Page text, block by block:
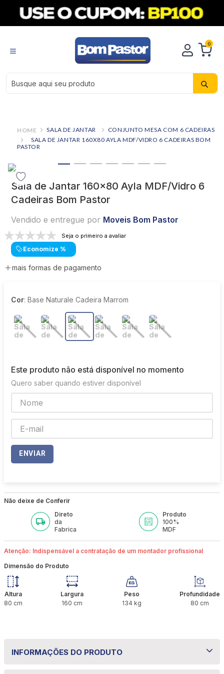
0
Busque aqui seu produto
SALA DE JANTAR
CONJUNTO MESA COM 6 CADEIRAS
SALA DE JANTAR 160X80 AYLA MDF/VIDRO 6 CADEIRAS BOM
PASTOR
Sala de Jantar 160x80 Ayla MDF/Vidro 6
Cadeiras Bom Pastor
Vendido e entregue por Moveis Bom Pastor
Seja o primeiro a avaliar
Economize %
mais formas de pagamento
Cor: Base Naturale Cadeira Marrom
Este produto não está disponível no momento
Quero saber quando estiver disponível
ENVIAR
Não deixe de Conferir
Direto
da
Fabrica
Produto
100%
MDF
Atenção: Indispensável a contratação de um montador profissional
Dimensão do Produto
Altura
80 cm
Largura
160 cm
Peso
134 kg
Profundidade
80 cm
INFORMAÇÕES DO PRODUTO